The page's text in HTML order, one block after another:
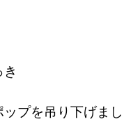
プを吊り下げまし